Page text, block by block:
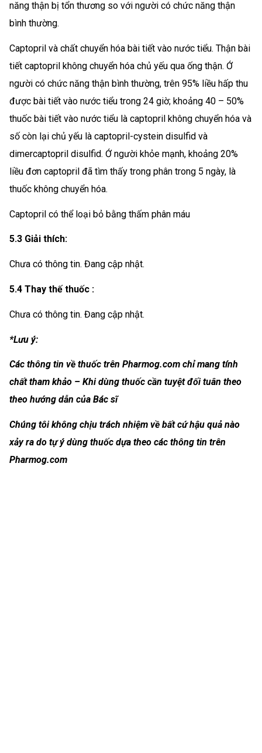
năng thận bị tổn thương so với người có chức năng thận
bình thường.
Captopril và chất chuyển hóa bài tiết vào nước tiểu. Thận bài
tiết captopril không chuyển hóa chủ yếu qua ống thận. Ớ
người có chức năng thận bình thường, trên 95% liều hấp thu
được bài tiết vào nước tiểu trong 24 giờ; khoảng 40 – 50%
thuốc bài tiết vào nước tiểu là captopril không chuyển hóa và
số còn lại chủ yếu là captopril-cystein disulfid và
dimercaptopril disulfid. Ớ người khỏe mạnh, khoảng 20%
liều đơn captopril đã tìm thấy trong phân trong 5 ngày, là
thuốc không chuyển hóa.
Captopril có thể loại bỏ bằng thấm phân máu
5.3 Giải thích:
Chưa có thông tin. Đang cập nhật.
5.4 Thay thế thuốc :
Chưa có thông tin. Đang cập nhật.
*Lưu ý:
Các thông tin về thuốc trên Pharmog.com chỉ mang tính
chất tham khảo – Khi dùng thuốc cần tuyệt đối tuân theo
theo hướng dẫn của Bác sĩ
Chúng tôi không chịu trách nhiệm về bất cứ hậu quả nào
xảy ra do tự ý dùng thuốc dựa theo các thông tin trên
Pharmog.com